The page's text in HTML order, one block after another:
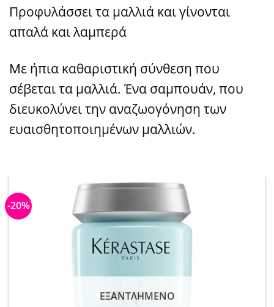
Προφυλάσσει τα μαλλιά και γίνονται
απαλά και λαμπερά
Με ήπια καθαριστική σύνθεση που
σέβεται τα μαλλιά. Ένα σαμπουάν, που
διευκολύνει την αναζωογόνηση των
ευαισθητοποιημένων μαλλιών.
-20%
ΕΞΑΝΤΛΗΜΈΝΟ